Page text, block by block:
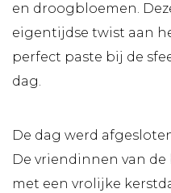
en droogbloemen.
eigentijdse twist aan
perfect paste bij de
dag.
De dag werd
De vriendinnen van
met een vrolijke